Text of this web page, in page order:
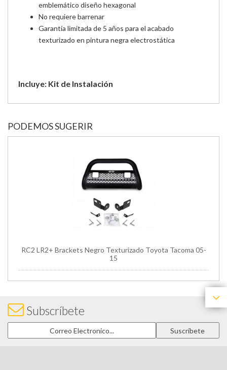
emblemático diseño hexagonal
No requiere barrenar
Garantía limitada de 5 años para el acabado
texturizado en pintura negra electrostática
Incluye: Kit de Instalación
PODEMOS SUGERIR
RC2 LR2+ Brackets Negro Texturizado Toyota Tacoma 05-
15
Subscríbete